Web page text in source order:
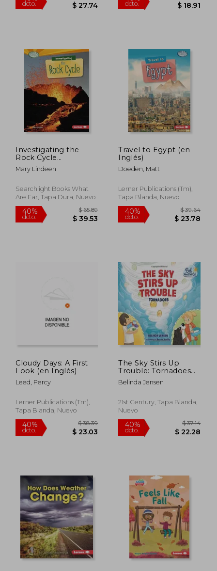
40%
dcto.
$ 46.24
$ 27.74
40%
dcto.
Investigating the
Rock Cycle
(Searchlight Books:
What Are Earth's
Mary Lindeen
Searchlight Books What
Are Ear, Tapa Dura, Nuevo
40%
dcto.
$ 65.89
$ 39.53
Travel to Egypt (en
Inglés)
Doeden, Matt
Lerner Publications (Tm),
Tapa Blanda, Nuevo
40%
dcto.
$
$
Cloudy Days: A First
Look (en Inglés)
Leed, Percy
Lerner Publications (Tm),
Tapa Blanda, Nuevo
The Sky Stirs Up
Trouble: Tornadoes
(Bel the Weather Girl)
Belinda Jensen
21st Century, Tapa Blanda,
Nuevo